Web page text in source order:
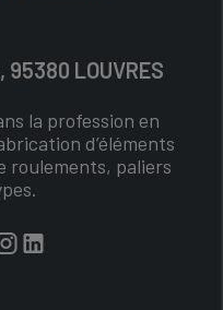
LOUVRES
la profession en
d’éléments
roulements, paliers